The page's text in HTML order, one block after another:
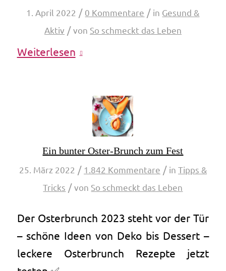
1. April 2022 / 0 Kommentare / in Gesund &
Aktiv / von So schmeckt das Leben
Weiterlesen
Ein bunter Oster-Brunch zum Fest
25. März 2022 / 1.842 Kommentare / in Tipps &
Tricks / von So schmeckt das Leben
Der Osterbrunch 2023 steht vor der Tür
– schöne Ideen von Deko bis Dessert –
leckere Osterbrunch Rezepte jetzt